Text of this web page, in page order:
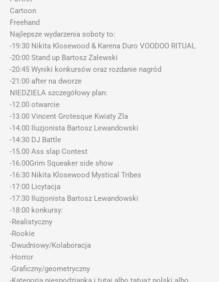
Cartoon
Freehand
Najlepsze wydarzenia soboty to:
-19:30 Nikita Klosewood & Karena Duro VOODOO RITUAL
-20:00 Stand up Bartosz Zalewski
-20:45 Wyniki konkursów oraz rozdanie nagród
-21:00 after na dworze
NIEDZIELA szczegółowy plan:
-12.00 otwarcie
-13.00 Vincent Grotesque Kwiaty Zla
-14.00 Iluzjonista Bartosz Lewandowski
-14:30 DJ Battle
-15.00 Ass slap Contest
-16.00Grim Squeaker side show
-16:30 Nikita Klosewood Mystical Tribes
-17:00 Licytacja
-17:30 Iluzjonista Bartosz Lewandowski
-18:00 konkursy:
-Realistyczny
-Rookie
-Dwudniowy/Kolaboracja
-Horror
-Graficzny/geometryczny